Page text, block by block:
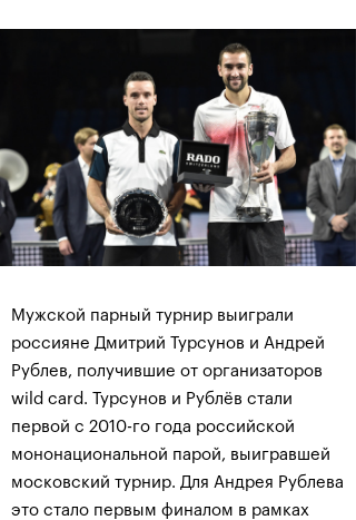
Мужской парный турнир выиграли
россияне Дмитрий Турсунов и Андрей
Рублев, получившие от организаторов
wild card. Турсунов и Рублёв стали
первой с 2010-го года российской
мононациональной парой, выигравшей
московский турнир. Для Андрея Рублева
это стало первым финалом в рамках